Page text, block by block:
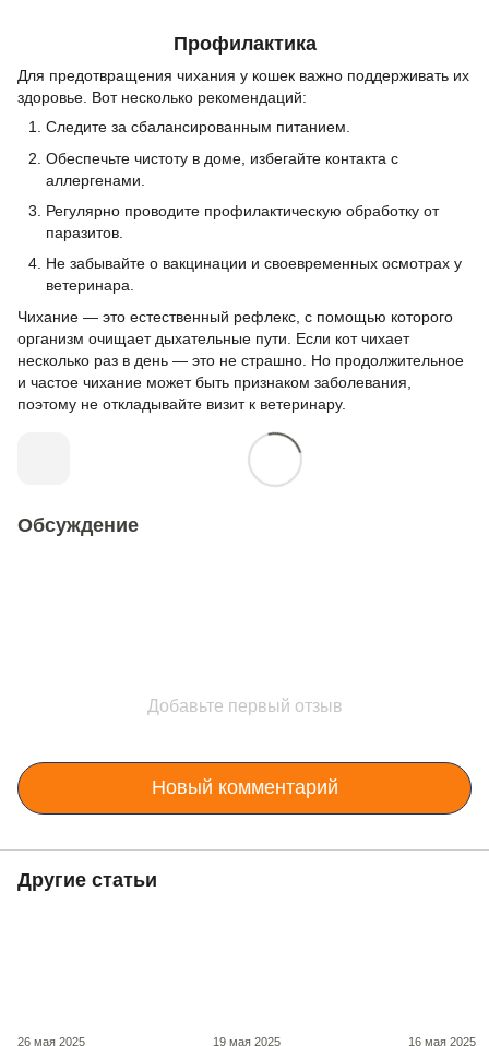
Профилактика
Для предотвращения чихания у кошек важно поддерживать их
здоровье. Вот несколько рекомендаций:
Следите за сбалансированным питанием.
Обеспечьте чистоту в доме, избегайте контакта с
аллергенами.
Регулярно проводите профилактическую обработку от
паразитов.
Не забывайте о вакцинации и своевременных осмотрах у
ветеринара.
Чихание — это естественный рефлекс, с помощью которого
организм очищает дыхательные пути. Если кот чихает
несколько раз в день — это не страшно. Но продолжительное
и частое чихание может быть признаком заболевания,
поэтому не откладывайте визит к ветеринару.
Обсуждение
Добавьте первый отзыв
Новый комментарий
Другие статьи
26 мая 2025 19 мая 2025 16 мая 2025